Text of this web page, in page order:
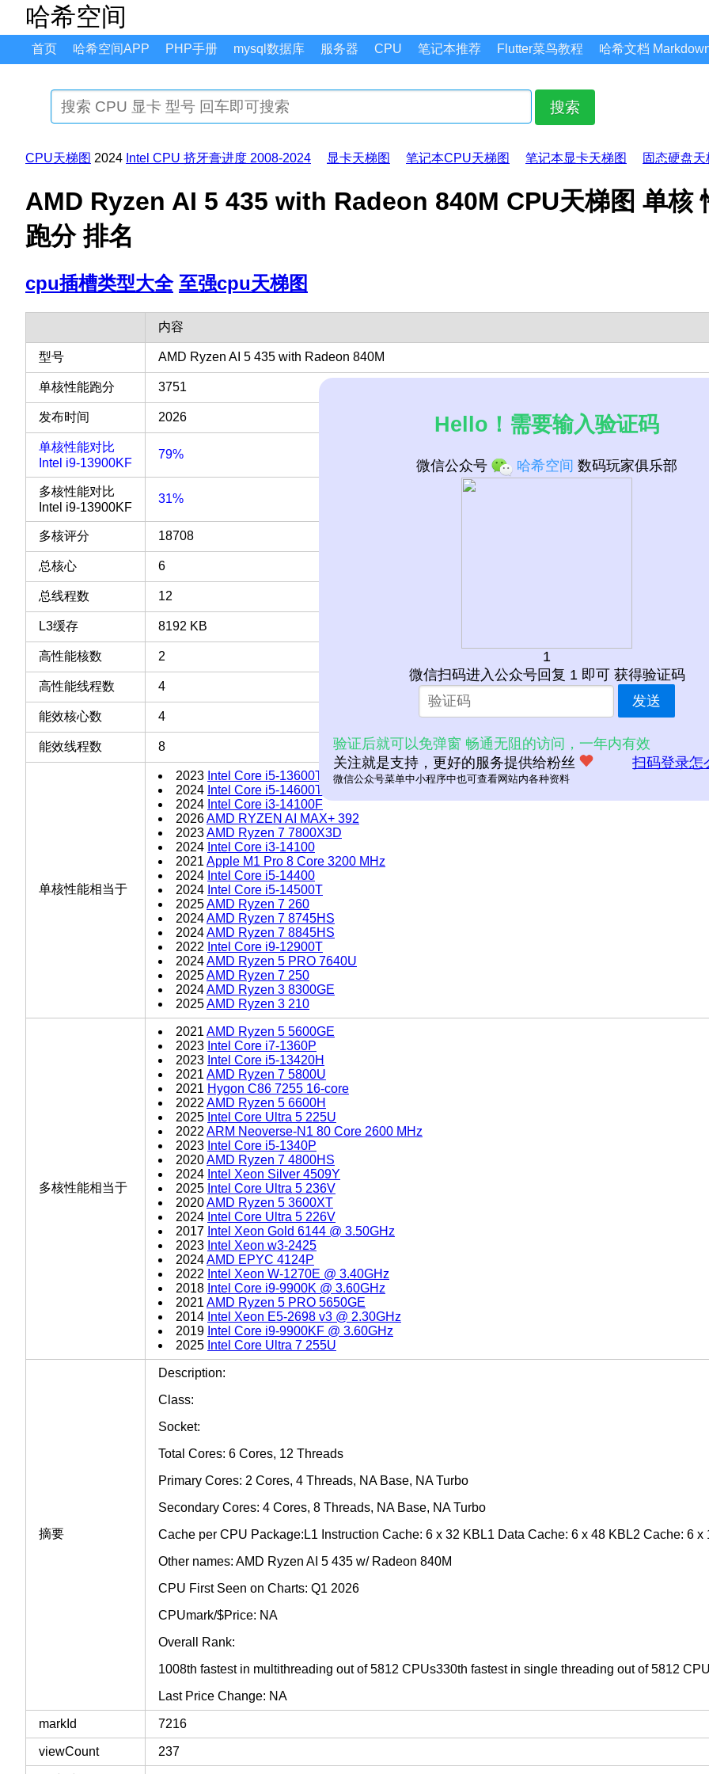
哈希空间
首页 哈希空间APP PHP手册 mysql数据库 服务器 CPU 笔记本推荐 Flutter菜鸟教程 哈希文档
搜索
CPU天梯图 2024 Intel CPU 挤牙膏进度 2008-2024 显卡天梯图 笔记本CPU天梯图 笔记本显卡天梯图 固态硬盘天
AMD Ryzen AI 5 435 with Radeon 840M CPU天梯图 单核
跑分 排名
cpu插槽类型大全 至强cpu天梯图
内容
型号 AMD Ryzen AI 5 435 with Radeon 840M
单核性能跑分 3751
发布时间 2026
单核性能对比
Intel i9-13900KF
79%
多核性能对比
Intel i9-13900KF
31%
多核评分 18708
总核心 6
总线程数 12
L3缓存 8192 KB
高性能核数 2
高性能线程数 4
能效核心数 4
能效线程数 8
单核性能相当于
2023 Intel Core i5-13600T
2024 Intel Core i5-14600T
2024 Intel Core i3-14100F
2026AMD RYZEN AI MAX+ 392
2023AMD Ryzen 7 7800X3D
2024 Intel Core i3-14100
2021 Apple M1 Pro 8 Core 3200 MHz
2024 Intel Core i5-14400
2024 Intel Core i5-14500T
2025AMD Ryzen 7 260
2024AMD Ryzen 7 8745HS
2024AMD Ryzen 7 8845HS
2022 Intel Core i9-12900T
2024AMD Ryzen 5 PRO 7640U
2025AMD Ryzen 7 250
2024AMD Ryzen 3 8300GE
2025AMD Ryzen 3 210
多核性能相当于
2021 AMD Ryzen 5 5600GE
2023 Intel Core i7-1360P
2023 Intel Core i5-13420H
2021 AMD Ryzen 7 5800U
2021 Hygon C86 7255 16-core
2022 AMD Ryzen 5 6600H
2025 Intel Core Ultra 5 225U
2022 ARM Neoverse-N1 80 Core 2600 MHz
2023 Intel Core i5-1340P
2020AMD Ryzen 7 4800HS
2024 Intel Xeon Silver 4509Y
2025 Intel Core Ultra 5 236V
2020AMD Ryzen 5 3600XT
2024 Intel Core Ultra 5 226V
2017 Intel Xeon Gold 6144 @ 3.50GHz
2023 Intel Xeon w3-2425
2024AMD EPYC 4124P
2022 Intel Xeon W-1270E @ 3.40GHz
2018 Intel Core i9-9900K @ 3.60GHz
2021 AMD Ryzen 5 PRO 5650GE
2014 Intel Xeon E5-2698 v3 @ 2.30GHz
2019 Intel Core i9-9900KF @ 3.60GHz
2025 Intel Core Ultra 7 255U
摘要
Description:
Class:
Socket:
Total Cores: 6 Cores, 12 Threads
Primary Cores: 2 Cores, 4 Threads, NA Base, NA Turbo
Secondary Cores: 4 Cores, 8 Threads, NA Base, NA Turbo
Cache per CPU Package:L1 Instruction Cache: 6 x 32 KBL1 Data Cache: 6 x 48 KBL2 Cache: 6
Other names: AMD Ryzen AI 5 435 w/ Radeon 840M
CPU First Seen on Charts: Q1 2026
CPUmark/$Price: NA
Overall Rank:
1008th fastest in multithreading out of 5812 CPUs330th fastest in single threading out of 5812
Last Price Change: NA
markId 7216
viewCount 237
Hello！需要输入验证码
微信公众号 哈希空间 数码玩家俱乐部
1
微信扫码进入公众号回复 1 即可 获得验证码
发送
验证后就可以免弹窗 畅通无阻的访问，一年内有效
关注就是支持，更好的服务提供给粉丝
扫码登录怎
微信公众号菜单中小程序中也可查看网站内各种资料